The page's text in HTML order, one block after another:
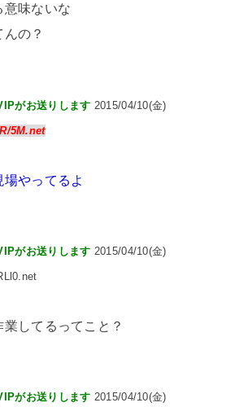
意味ないな
の？
がお送りします 2015/04/10(金)
5M.net
やってるよ
がお送りします 2015/04/10(金)
してるってこと？
がお送りします 2015/04/10(金)